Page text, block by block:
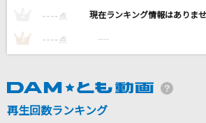
Keala Settle & The Greatest Showman Ensemble
SEKAI NO OWARI(世界の終わり)
---- 点 ----
3 ---- 点 ----
再生回数ランキング